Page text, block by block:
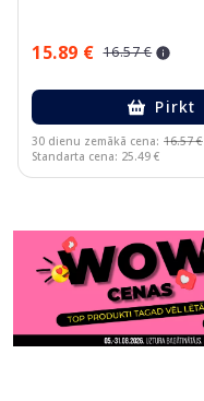
15.89 € 16.57 €
Pirkt
30 dienu zemākā cena: 16.57 €
Standarta cena: 25.49 €